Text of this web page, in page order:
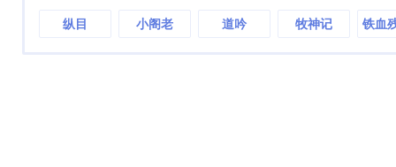
纵目 小阁老 道吟 牧神记
铁血